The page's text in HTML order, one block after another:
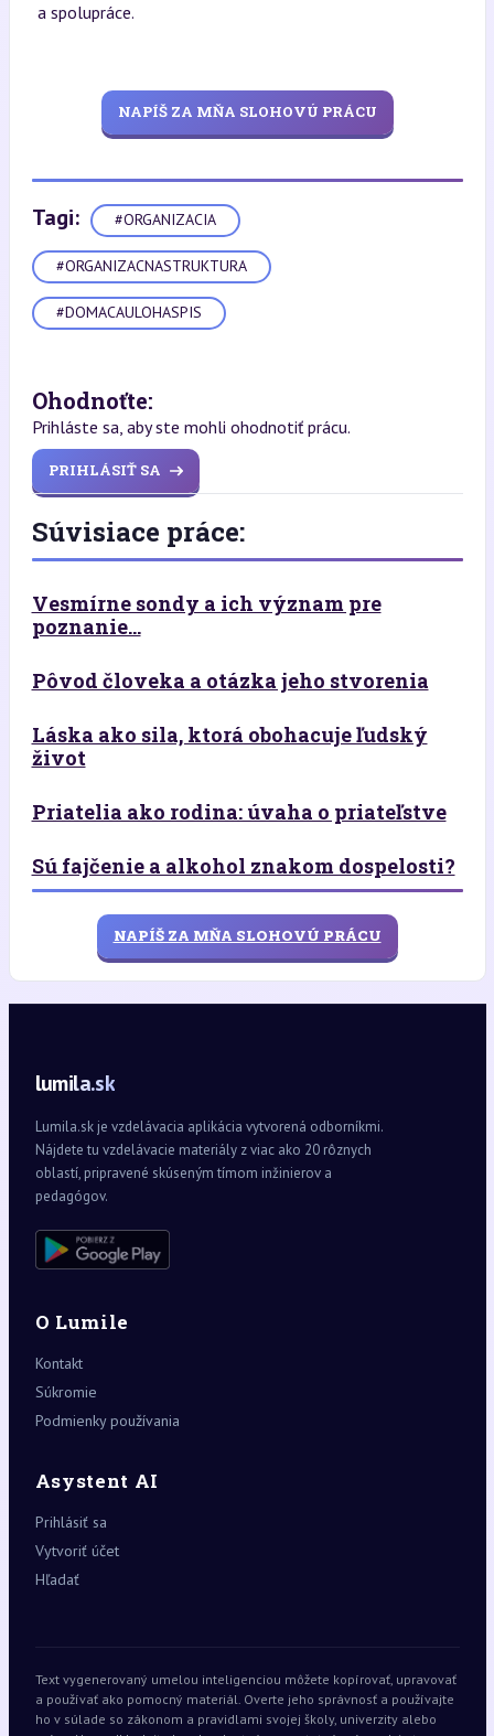
a spolupráce.
NAPÍŠ ZA MŇA SLOHOVÚ PRÁCU
Tagi: #ORGANIZACIA
#ORGANIZACNASTRUKTURA
#DOMACAULOHASPIS
Ohodnoťte:
Prihláste sa, aby ste mohli ohodnotiť prácu.
PRIHLÁSIŤ SA
Súvisiace práce:
Vesmírne sondy a ich význam pre
poznanie...
Pôvod človeka a otázka jeho stvorenia
Láska ako sila, ktorá obohacuje ľudský
život
Priatelia ako rodina: úvaha o priateľstve
Sú fajčenie a alkohol znakom dospelosti?
NAPÍŠ ZA MŇA SLOHOVÚ PRÁCU
lumila.sk
Lumila.sk je vzdelávacia aplikácia vytvorená odborníkmi.
Nájdete tu vzdelávacie materiály z viac ako 20 rôznych
oblastí, pripravené skúseným tímom inžinierov a
pedagógov.
O Lumile
Kontakt
Súkromie
Podmienky používania
Asystent AI
Prihlásiť sa
Vytvoriť účet
Hľadať
Text vygenerovaný umelou inteligenciou môžete kopírovať, upravovať
a používať ako pomocný materiál. Overte jeho správnosť a používajte
ho v súlade so zákonom a pravidlami svojej školy, univerzity alebo